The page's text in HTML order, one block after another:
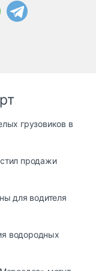
грузовиков в
продажи
для водителя
водородных